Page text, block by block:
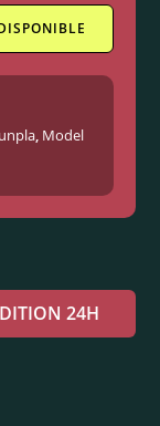
Model
24H